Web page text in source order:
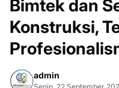
Bimtek dan
Konstruksi,
admin